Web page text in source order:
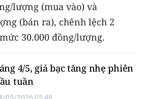
- MỖI XÃ
lượng (mua vào) và
(bán ra), chênh lệch 2
30.000 đồng/lượng.
4/5, giá bạc tăng nhẹ phiên
tuần